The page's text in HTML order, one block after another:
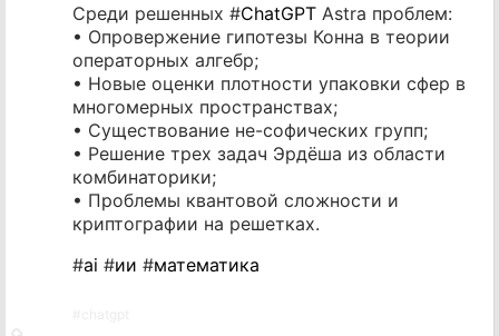
Среди решенных #ChatGPT Astra проблем:
• Опровержение гипотезы Конна в теории
операторных алгебр;
• Новые оценки плотности упаковки сфер в
многомерных пространствах;
• Существование не-софических групп;
• Решение трех задач Эрдёша из области
комбинаторики;
• Проблемы квантовой сложности и
криптографии на решетках.
#ai #ии #математика